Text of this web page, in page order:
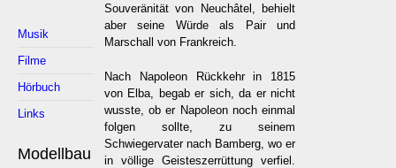
Musik
Filme
Hörbuch
Links
Modellbau
Souveränität von Neuchâtel, behielt
aber seine Würde als Pair und
Marschall von Frankreich.
Nach Napoleon Rückkehr in 1815
von Elba, begab er sich, da er nicht
wusste, ob er Napoleon noch einmal
folgen sollte, zu seinem
Schwiegervater nach Bamberg, wo er
in völlige Geisteszerrüttung verfiel.